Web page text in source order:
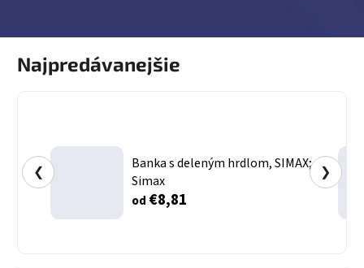
Najpredávanejšie
Banka s deleným hrdlom, SIMAX;
Simax
od €8,81
❮ ❯